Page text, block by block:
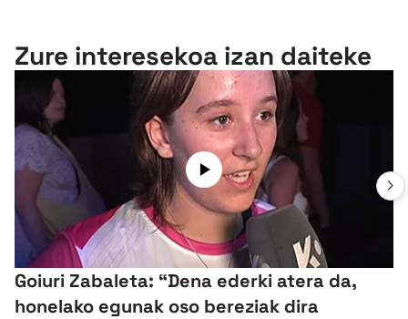
Zure interesekoa izan daiteke
Goiuri Zabaleta: “Dena ederki atera da,
honelako egunak oso bereziak dira